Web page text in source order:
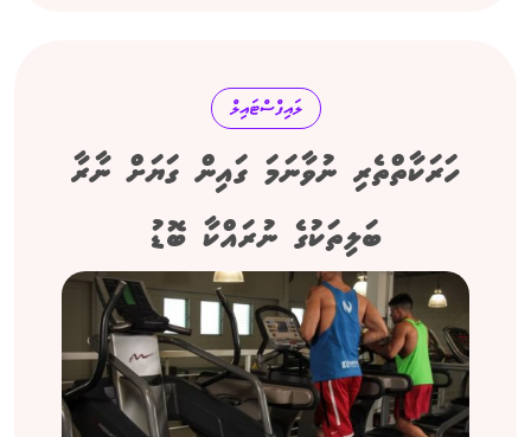
ލައިފްސްޓައިލް
ހަރަކާތްތެރި ނުވާނަމަ ގައިން ގަޔަށް ނާރާ
ބަލިތަކުގެ ނުރައްކާ ބޮޑު